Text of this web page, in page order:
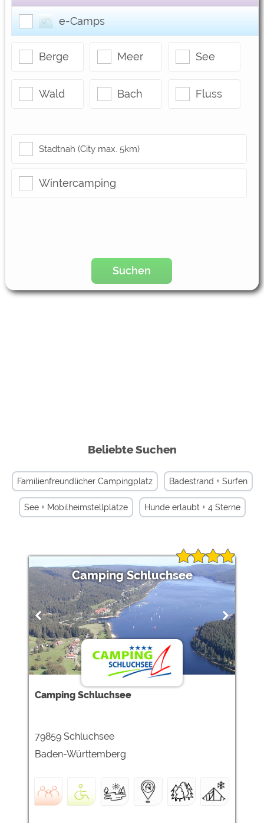
e-Camps
Berge Meer See
Wald Bach Fluss
Stadtnah (City max. 5km)
Wintercamping
Suchen
Beliebte Suchen
Familienfreundlicher Campingplatz Badestrand + Surfen
See + Mobilheimstellplätze Hunde erlaubt + 4 Sterne
Miet-Wohnwagen + buchbar Sachsen-Anhalt + Strom +
Mobilheimstellplätze + Spreewald + Niedersachsen +
Bayern + Nordrhein-Westfalen + Miet-Zelte + Pfalz +
Camping Schluchsee
Camping Schluchsee
79859 Schluchsee
Baden-Württemberg
Die Cookieeinstellungen können jeder Zeit im Footer
über "COOKIES" geändert werden!